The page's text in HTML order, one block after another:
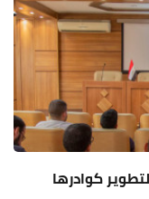
كوادرها